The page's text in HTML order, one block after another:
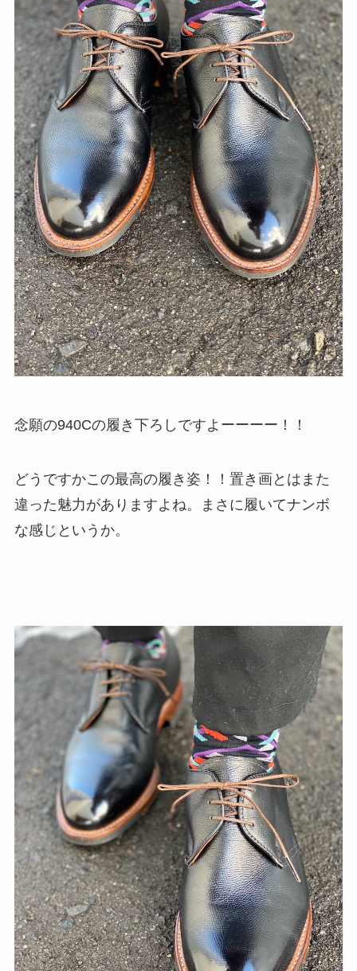
念願の940Cの履き下ろしですよーーーー！！
どうですかこの最高の履き姿！！置き画とはまた
違った魅力がありますよね。まさに履いてナンボ
な感じというか。